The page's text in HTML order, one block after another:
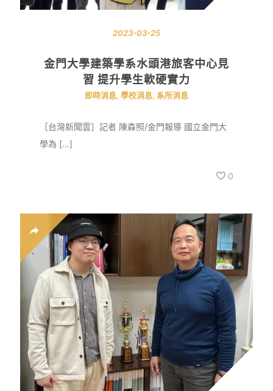
2023-03-25
金門大學建築學系水頭港旅客中心見
習 提升學生軟硬實力
即時消息, 學校消息, 系所消息
［台灣新聞雲］記者 陳森照/金門報導 國立金門大
學為 […]
0